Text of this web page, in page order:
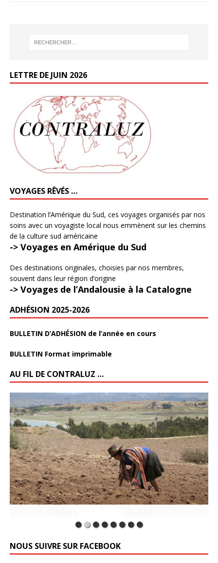
LETTRE DE JUIN 2026
VOYAGES RÊVÉS …
Destination l’Amérique du Sud, ces voyages organisés par nos
soins avec un voyagiste local nous emmènent sur les chemins
de la culture sud américaine
-> Voyages en Amérique du Sud
Des destinations originales, choisies par nos membres,
souvent dans leur région d’origine
-> Voyages de l’Andalousie à la Catalogne
ADHÉSION 2025-2026
BULLETIN D’ADHÉSION de l’année en cours
BULLETIN Format imprimable
AU FIL DE CONTRALUZ …
NOUS SUIVRE SUR FACEBOOK